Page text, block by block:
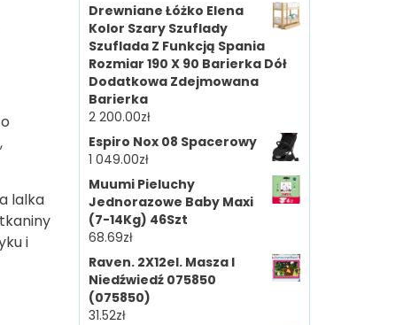
lalka
i
Drewniane Łóżko Elena
Kolor Szary Szuflady
Szuflada Z Funkcją Spania
Rozmiar 190 X 90 Barierka Dół
Dodatkowa Zdejmowana
Barierka
2 200.00zł
Espiro Nox 08 Spacerowy
1 049.00zł
Muumi Pieluchy
Jednorazowe Baby Maxi
(7-14Kg) 46Szt
68.69zł
Raven. 2X12el. Masza I
Niedźwiedź 075850
(075850)
31.52zł